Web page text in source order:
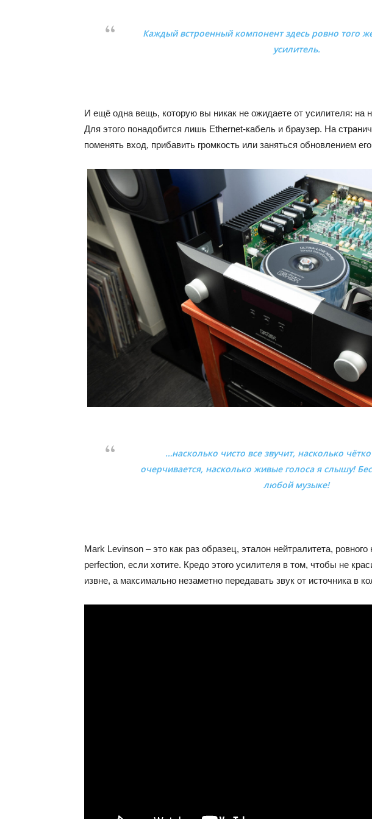
Каждый встроенный компонент здесь ровно того
усилитель.
И ещё одна вещь, которую вы никак не ожидаете от усилителя: на
Для этого понадобится лишь Ethernet-кабель и браузер. На
поменять вход, прибавить громкость или заняться обновлением
…насколько чисто все звучит, насколько
очерчивается, насколько живые голоса я слышу!
любой музыке!
Mark Levinson – это как раз образец, эталон нейтралитета,
perfection, если хотите. Кредо этого усилителя в том, чтобы не
извне, а максимально незаметно передавать звук от источника в